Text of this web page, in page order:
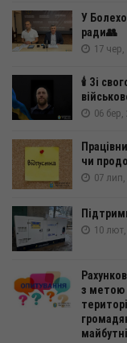
У
ради👥
17 чер,
🕯️ Зі
06 бер,
чи
07 лип,
10
з метою